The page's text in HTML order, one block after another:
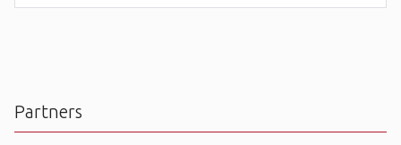
Partners